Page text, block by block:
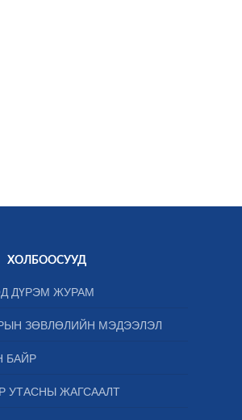
ХОЛБООСУУД
ДҮРЭМ ЖУРАМ
ЗӨВЛӨЛИЙН МЭДЭЭЛЭЛ
БАЙР
УТАСНЫ ЖАГСААЛТ